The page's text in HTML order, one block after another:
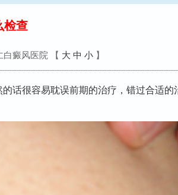
检查
白癜风医院 【 大 中 小 】
很容易耽误前期的治疗，错过合适的